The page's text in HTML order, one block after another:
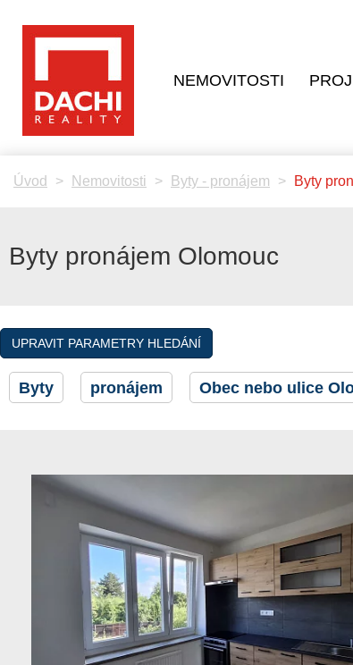
NEMOVITOSTI
Úvod Nemovitosti Byty - pronájem Byty
Byty pronájem Olomouc
UPRAVIT PARAMETRY HLEDÁNÍ
Byty pronájem Obec nebo ulice